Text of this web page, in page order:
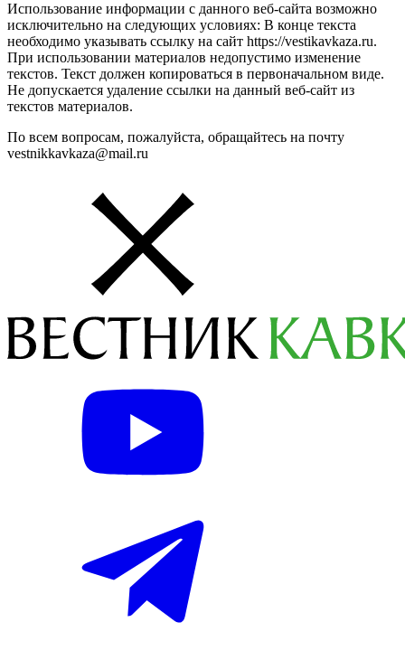
Использование информации с данного веб-сайта возможно
исключительно на следующих условиях: В конце текста
необходимо указывать ссылку на сайт https://vestikavkaza.ru.
При использовании материалов недопустимо изменение
текстов. Текст должен копироваться в первоначальном виде.
Не допускается удаление ссылки на данный веб-сайт из
текстов материалов.
По всем вопросам, пожалуйста, обращайтесь на почту
vestnikkavkaza@mail.ru